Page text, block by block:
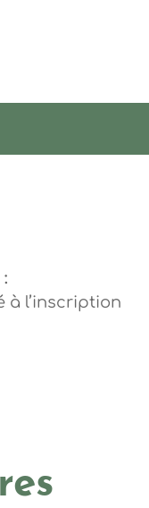
à l’inscription